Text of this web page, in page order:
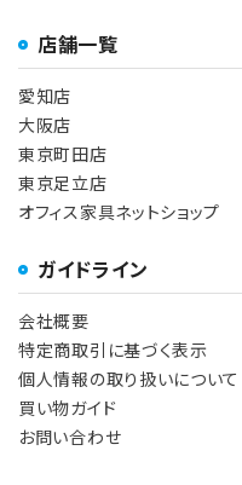
店舗一覧
愛知店
大阪店
東京町田店
東京足立店
オフィス家具ネットショップ
ガイドライン
会社概要
特定商取引に基づく表示
個人情報の取り扱いについて
買い物ガイド
お問い合わせ